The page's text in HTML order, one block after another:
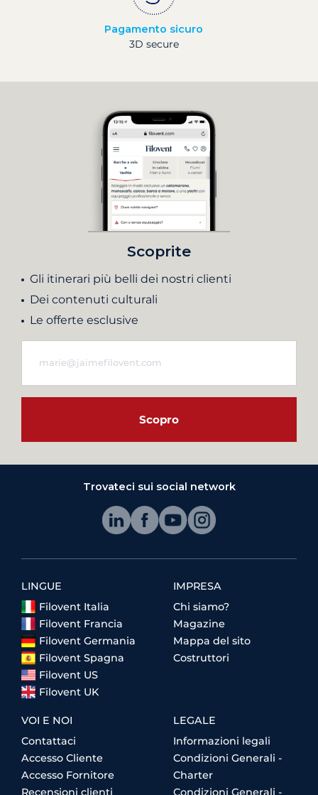
Pagamento sicuro
3D secure
Scoprite
Gli itinerari più belli dei nostri clienti
Dei contenuti culturali
Le offerte esclusive
Scopro
Trovateci sui social network
LINGUE
Filovent Italia
Filovent Francia
Filovent Germania
Filovent Spagna
Filovent US
Filovent UK
IMPRESA
Chi siamo?
Magazine
Mappa del sito
Costruttori
VOI E NOI
Contattaci
Accesso Cliente
Accesso Fornitore
Recensioni clienti
LEGALE
Informazioni legali
Condizioni Generali -
Charter
Condizioni Generali -